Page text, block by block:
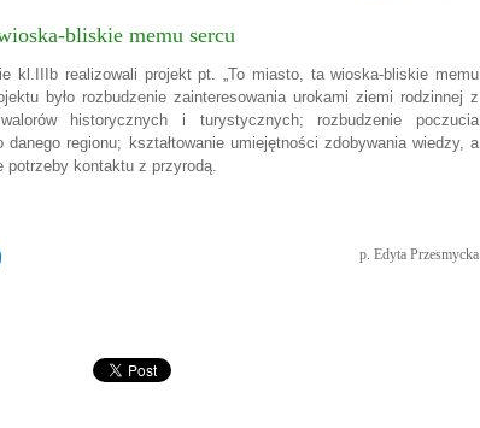
bliskie memu sercu
kl.IIIb realizowali projekt pt. „To miasto, ta wioska-bliskie memu
było rozbudzenie zainteresowania urokami ziemi rodzinnej z
walorów historycznych i turystycznych; rozbudzenie poczucia
danego regionu; kształtowanie umiejętności zdobywania wiedzy, a
potrzeby kontaktu z przyrodą.
p. Edyta Przesmycka